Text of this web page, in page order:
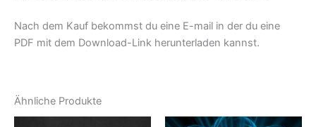
Nach dem Kauf bekommst du eine E-mail in der du eine
PDF mit dem Download-Link herunterladen kannst.
Ähnliche Produkte